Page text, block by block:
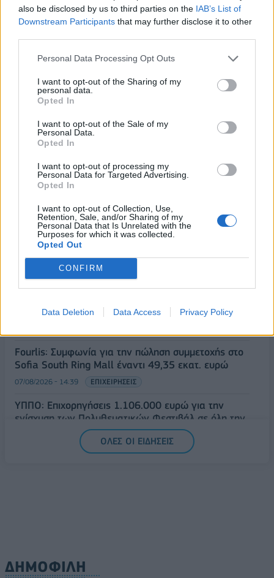
also be disclosed by us to third parties on the IAB’s List of
Downstream Participants that may further disclose it to other
Personal Data Processing Opt Outs
I want to opt-out of the Sharing of my
personal data.
Opted In
I want to opt-out of the Sale of my
Personal Data.
Opted In
I want to opt-out of processing my
Personal Data for Targeted Advertising.
Opted In
I want to opt-out of Collection, Use,
Retention, Sale, and/or Sharing of my
Personal Data that Is Unrelated with the
Purposes for which it was collected.
Opted Out
CONFIRM
Data Deletion Data Access Privacy Policy
ΥΠΑΑΤ: Επιπλέον 12,5 εκατ. ευρώ στις Περιφέρειες
για την ενίσχυση της βιοασφάλειας
Deloitte Ελλάδος: Χρηματοοικονομικός σύμβουλος
ενέργειας
07/08/2026 - 16:38
Στρατηγική επένδυση του EFA GROUP στη Fractal
για την ανάπτυξη προηγμένων αμυντικών
τεχνολογιών
07/08/2026 - 16:11 ΕΠΙΧΕΙΡΗΣΕΙΣ
Συνάλλαγμα: Το ευρώ ενισχύεται 0,08%, στα
1,1534 δολάρια
07/08/2026 - 15:45 ΟΙΚΟΝΟΜΙΑ
Χρηματιστήριο: Στις 2.623,19 μονάδες ο Γενικός
Δείκτης Τιμών, με άνοδο 0,57%
άνω των 40°C σε Ιταλία, Ισπανία και Βαλκάνια
Fourlis: Συμφωνία για την πώληση συμμετοχής στο
Sofia South Ring Mall έναντι 49,35 εκατ. ευρώ
07/08/2026 - 14:39 ΕΠΙΧΕΙΡΗΣΕΙΣ
ΥΠΠΟ: Επιχορηγήσεις 1.106.000 ευρώ για την
ενίσχυση των Πολυθεματικών Φεστιβάλ σε όλη την
ΟΛΕΣ ΟΙ ΕΙΔΗΣΕΙΣ
ΔΗΜΟΦΙΛΗ